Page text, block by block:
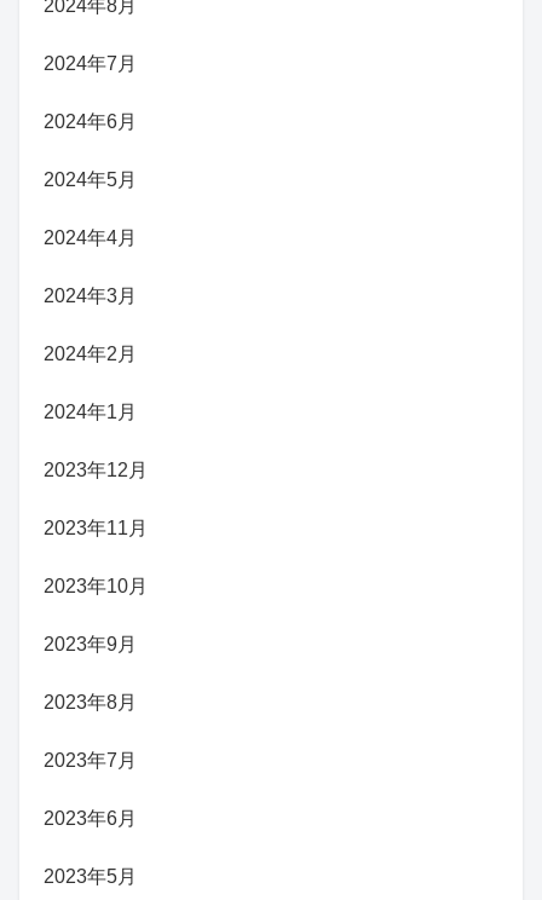
2024年8月
2024年7月
2024年6月
2024年5月
2024年4月
2024年3月
2024年2月
2024年1月
2023年12月
2023年11月
2023年10月
2023年9月
2023年8月
2023年7月
2023年6月
2023年5月